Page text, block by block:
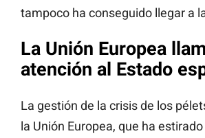
tampoco ha conseguido llegar a
La Unión Europea
atención al Estado
La gestión de la crisis de los
la Unión Europea, que ha